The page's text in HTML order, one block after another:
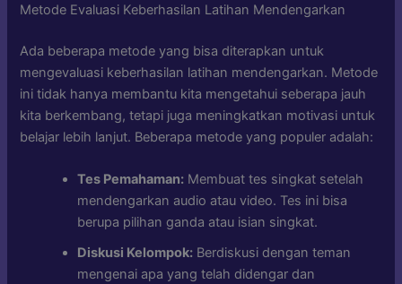
Metode Evaluasi Keberhasilan Latihan Mendengarkan
Ada beberapa metode yang bisa diterapkan untuk
mengevaluasi keberhasilan latihan mendengarkan. Metode
ini tidak hanya membantu kita mengetahui seberapa jauh
kita berkembang, tetapi juga meningkatkan motivasi untuk
belajar lebih lanjut. Beberapa metode yang populer adalah:
Tes Pemahaman: Membuat tes singkat setelah
mendengarkan audio atau video. Tes ini bisa
berupa pilihan ganda atau isian singkat.
Diskusi Kelompok: Berdiskusi dengan teman
mengenai apa yang telah didengar dan